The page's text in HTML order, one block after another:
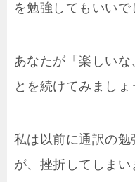
を勉強してもいいで
あなたが「楽しい
とを続けてみましょ
私は以前に通訳の勉
が、挫折してしま